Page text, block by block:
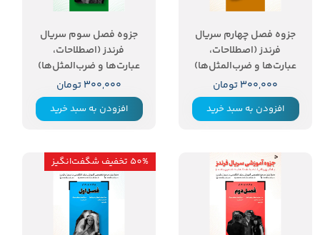
جزوه فصل چهارم سریال
فرندز (اصطلاحات،
عبارت‌ها و ضرب‌المثل‌ها)
۳۰۰,۰۰۰ تومان
افزودن به سبد خرید
جزوه فصل سوم سریال
فرندز (اصطلاحات،
عبارت‌ها و ضرب‌المثل‌ها)
۳۰۰,۰۰۰ تومان
افزودن به سبد خرید
50% تخفیف شگفت‌انگیز
۵۰ درصد